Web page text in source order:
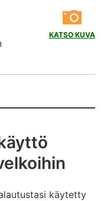
KATSO KUVA
käytetty